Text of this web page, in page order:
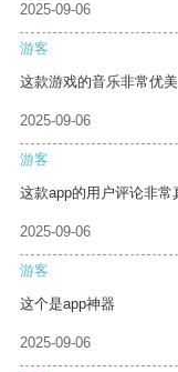
2025-09-06
游客
这款游戏的音乐非常优
2025-09-06
游客
这款app的用户评论非常
2025-09-06
游客
这个是app神器
2025-09-06